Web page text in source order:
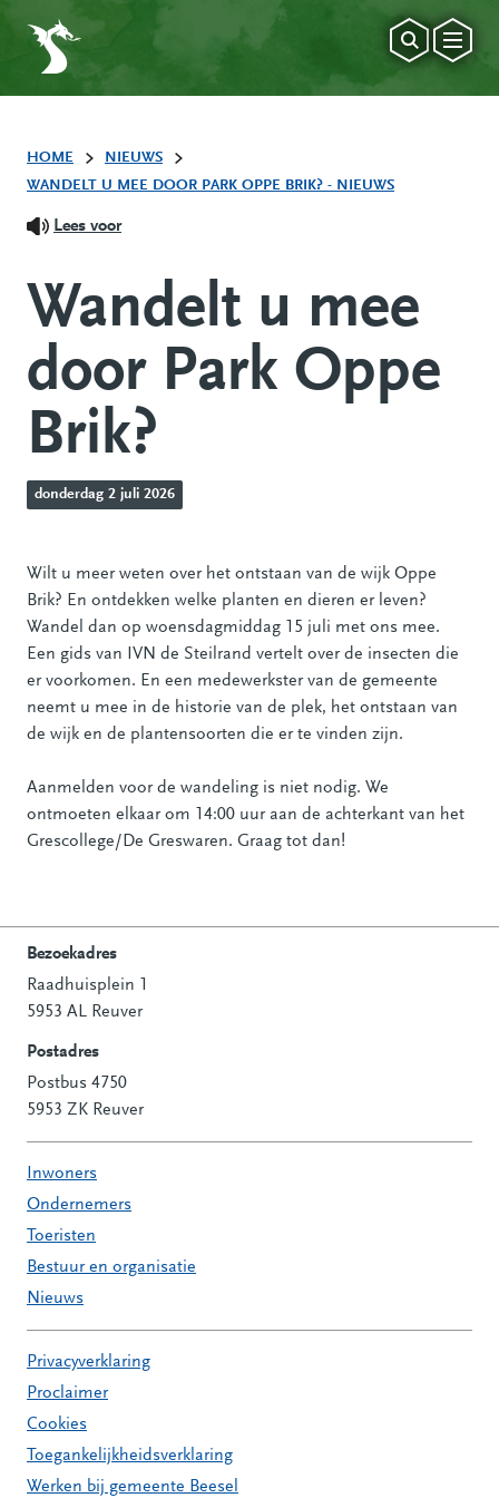
HOME
NIEUWS
WANDELT U MEE DOOR PARK OPPE BRIK? - NIEUWS
Lees voor
Wandelt u mee
door Park Oppe
Brik?
donderdag 2 juli 2026
Wilt u meer weten over het ontstaan van de wijk Oppe
Brik? En ontdekken welke planten en dieren er leven?
Wandel dan op woensdagmiddag 15 juli met ons mee.
Een gids van IVN de Steilrand vertelt over de insecten die
er voorkomen. En een medewerkster van de gemeente
neemt u mee in de historie van de plek, het ontstaan van
de wijk en de plantensoorten die er te vinden zijn.
Aanmelden voor de wandeling is niet nodig. We
ontmoeten elkaar om 14:00 uur aan de achterkant van het
Grescollege/De Greswaren. Graag tot dan!
Contactinformatie
Bezoekadres
Raadhuisplein 1
5953 AL Reuver
Postadres
Postbus 4750
5953 ZK Reuver
Inwoners
Ondernemers
Toeristen
Bestuur en organisatie
Nieuws
Privacyverklaring
Proclaimer
Cookies
Toegankelijkheidsverklaring
Werken bij gemeente Beesel